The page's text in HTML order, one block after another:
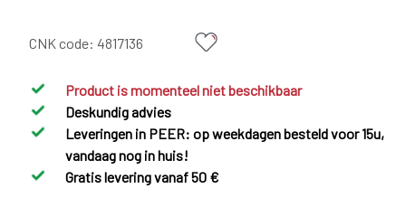
CNK code: 4817136
Product is momenteel niet beschikbaar
Deskundig advies
Leveringen in PEER: op weekdagen besteld voor 15u,
vandaag nog in huis!
Gratis levering vanaf 50 €